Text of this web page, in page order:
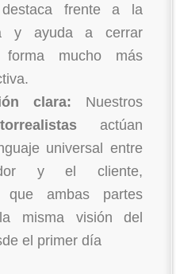
destaca frente a la
y ayuda a cerrar
mucho más
clara: Nuestros
actúan
universal entre
y el cliente,
que ambas partes
misma visión del
el primer día